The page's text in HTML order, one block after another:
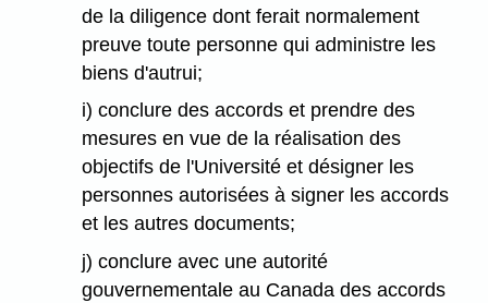
de la diligence dont ferait normalement
preuve toute personne qui administre les
biens d'autrui;
i) conclure des accords et prendre des
mesures en vue de la réalisation des
objectifs de l'Université et désigner les
personnes autorisées à signer les accords
et les autres documents;
j) conclure avec une autorité
gouvernementale au Canada des accords